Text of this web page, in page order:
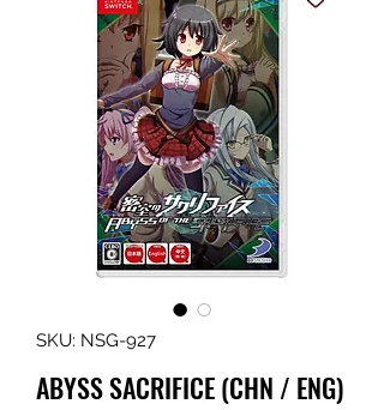
SKU: NSG-927
ABYSS SACRIFICE (CHN / ENG)